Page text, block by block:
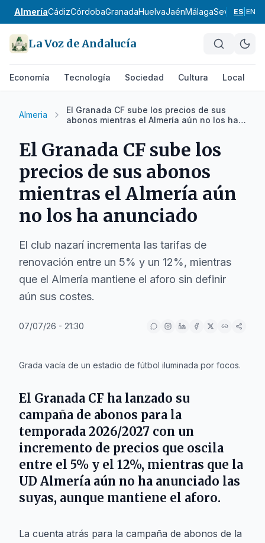
AlmeríaCádizCórdobaGranadaHuelvaJaénMálagaSevillaES EN
La Voz de Andalucía
Economía Tecnología Sociedad Cultura Local
Almeria
El Granada CF sube los precios de sus
abonos mientras el Almería aún no los ha
El Granada CF sube los
precios de sus abonos
mientras el Almería aún
no los ha anunciado
El club nazarí incrementa las tarifas de
renovación entre un 5% y un 12%, mientras
que el Almería mantiene el aforo sin definir
aún sus costes.
07/07/26 - 21:30
Grada vacía de un estadio de fútbol iluminada por focos.
El Granada CF ha lanzado su
campaña de abonos para la
temporada 2026/2027 con un
incremento de precios que oscila
entre el 5% y el 12%, mientras que la
UD Almería aún no ha anunciado las
suyas, aunque mantiene el aforo.
La cuenta atrás para la campaña de abonos de la